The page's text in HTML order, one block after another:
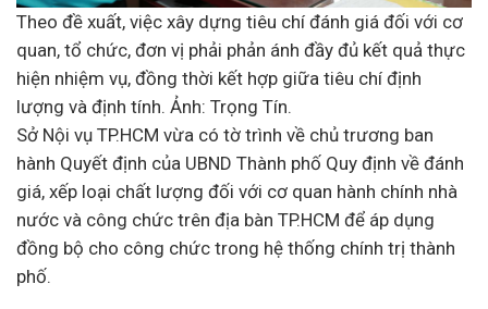
Theo đề xuất, việc xây dựng tiêu chí đánh giá đối với cơ
quan, tổ chức, đơn vị phải phản ánh đầy đủ kết quả thực
hiện nhiệm vụ, đồng thời kết hợp giữa tiêu chí định
lượng và định tính. Ảnh: Trọng Tín.
Sở Nội vụ TP.HCM vừa có tờ trình về chủ trương ban
hành Quyết định của UBND Thành phố Quy định về đánh
giá, xếp loại chất lượng đối với cơ quan hành chính nhà
nước và công chức trên địa bàn TP.HCM để áp dụng
đồng bộ cho công chức trong hệ thống chính trị thành
phố.